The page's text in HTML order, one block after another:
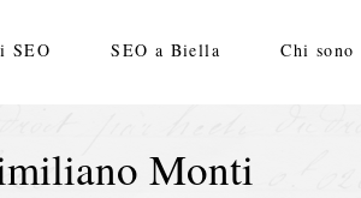
SEO SEO a Biella Chi sono
Monti